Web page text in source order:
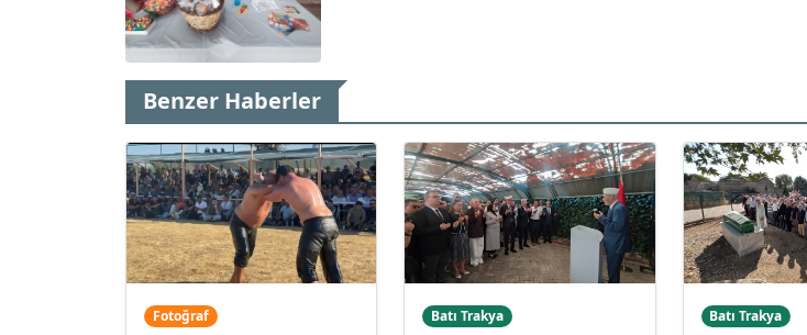
Benzer Haberler
Fotoğraf Batı Trakya Batı Trakya